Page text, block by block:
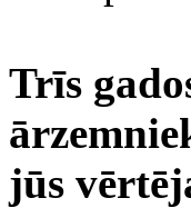
Trīs
jūs